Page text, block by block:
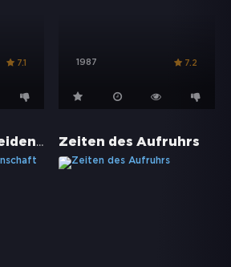
7.1 1987 7.2
Legenden der Leidenschaft Zeiten des Aufruhrs